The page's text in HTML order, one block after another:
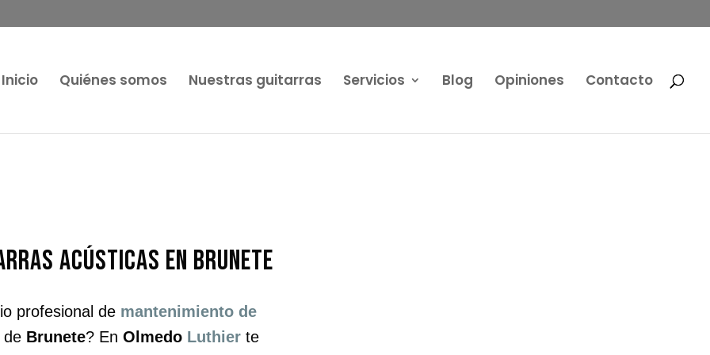
Inicio Quiénes somos Nuestras guitarras Servicios Blog Opiniones Contacto
acústicas en Brunete
profesional de mantenimiento de
Brunete? EnOlmedo Luthier te